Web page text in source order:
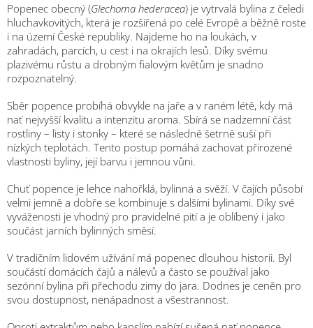
Popenec obecný (Glechoma hederacea) je vytrvalá bylina z čeledi
hluchavkovitých, která je rozšířená po celé Evropě a běžně roste
i na území České republiky. Najdeme ho na loukách, v
zahradách, parcích, u cest i na okrajích lesů. Díky svému
plazivému růstu a drobným fialovým květům je snadno
rozpoznatelný.
Sběr popence probíhá obvykle na jaře a v raném létě, kdy má
nať nejvyšší kvalitu a intenzitu aroma. Sbírá se nadzemní část
rostliny – listy i stonky – které se následně šetrně suší při
nízkých teplotách. Tento postup pomáhá zachovat přirozené
vlastnosti byliny, její barvu i jemnou vůni.
Chuť popence je lehce nahořklá, bylinná a svěží. V čajích působí
velmi jemně a dobře se kombinuje s dalšími bylinami. Díky své
vyváženosti je vhodný pro pravidelné pití a je oblíbený i jako
součást jarních bylinných směsí.
V tradičním lidovém užívání má popenec dlouhou historii. Byl
součástí domácích čajů a nálevů a často se používal jako
sezónní bylina při přechodu zimy do jara. Dodnes je ceněn pro
svou dostupnost, nenápadnost a všestrannost.